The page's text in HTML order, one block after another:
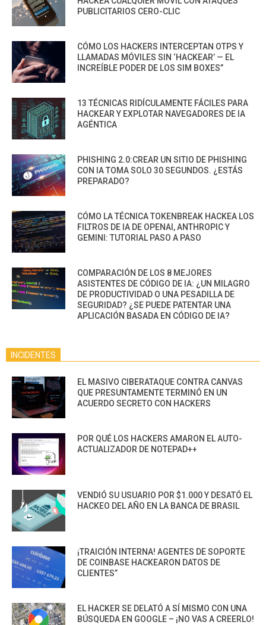
PUBLICITARIOS CERO-CLIC
CÓMO LOS HACKERS INTERCEPTAN OTPS Y
LLAMADAS MÓVILES SIN ‘HACKEAR’ — EL
INCREÍBLE PODER DE LOS SIM BOXES”
13 TÉCNICAS RIDÍCULAMENTE FÁCILES PARA
HACKEAR Y EXPLOTAR NAVEGADORES DE IA
AGÉNTICA
PHISHING 2.0:CREAR UN SITIO DE PHISHING
CON IA TOMA SOLO 30 SEGUNDOS. ¿ESTÁS
PREPARADO?
CÓMO LA TÉCNICA TOKENBREAK HACKEA LOS
FILTROS DE IA DE OPENAI, ANTHROPIC Y
GEMINI: TUTORIAL PASO A PASO
COMPARACIÓN DE LOS 8 MEJORES
ASISTENTES DE CÓDIGO DE IA: ¿UN MILAGRO
DE PRODUCTIVIDAD O UNA PESADILLA DE
SEGURIDAD? ¿SE PUEDE PATENTAR UNA
APLICACIÓN BASADA EN CÓDIGO DE IA?
INCIDENTES
EL MASIVO CIBERATAQUE CONTRA CANVAS
QUE PRESUNTAMENTE TERMINÓ EN UN
ACUERDO SECRETO CON HACKERS
POR QUÉ LOS HACKERS AMARON EL AUTO-
ACTUALIZADOR DE NOTEPAD++
VENDIÓ SU USUARIO POR $1.000 Y DESATÓ EL
HACKEO DEL AÑO EN LA BANCA DE BRASIL
¡TRAICIÓN INTERNA! AGENTES DE SOPORTE
DE COINBASE HACKEARON DATOS DE
CLIENTES”
EL HACKER SE DELATÓ A SÍ MISMO CON UNA
BÚSQUEDA EN GOOGLE – ¡NO VAS A CREERLO!